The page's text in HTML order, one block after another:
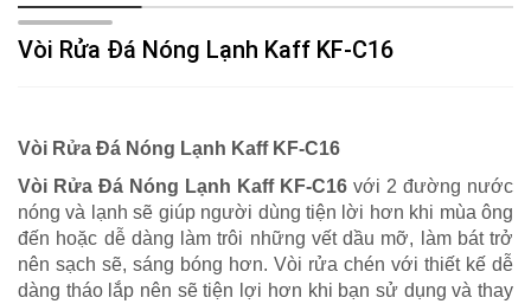
Vòi Rửa Đá Nóng Lạnh Kaff KF-C16
Vòi Rửa Đá Nóng Lạnh Kaff KF-C16
Vòi Rửa Đá Nóng Lạnh Kaff KF-C16 với 2 đường nước
nóng và lạnh sẽ giúp người dùng tiện lời hơn khi mùa ông
đến hoặc dễ dàng làm trôi những vết dầu mỡ, làm bát trở
nên sạch sẽ, sáng bóng hơn. Vòi rửa chén với thiết kế dễ
dàng tháo lắp nên sẽ tiện lợi hơn khi bạn sử dụng và thay